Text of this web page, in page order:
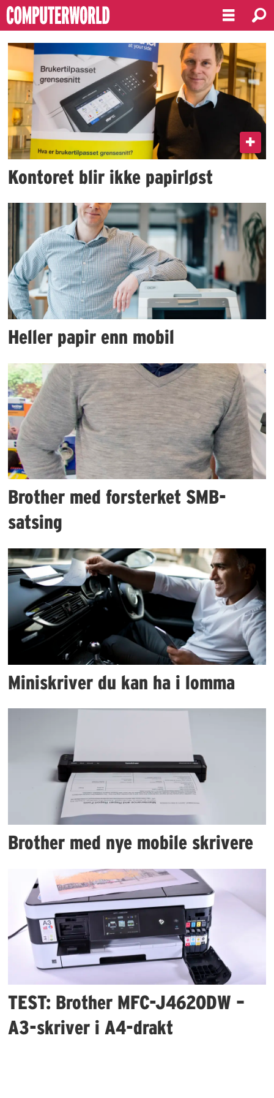
Emne:
brother
Kontoret blir ikke papirløst
Heller papir enn mobil
Brother med forsterket SMB-
satsing
Miniskriver du kan ha i lomma
Brother med nye mobile skrivere
TEST: Brother MFC-J4620DW –
A3-skriver i A4-drakt